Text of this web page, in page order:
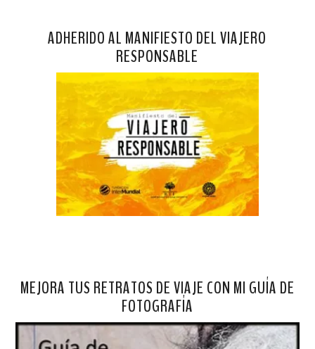
ADHERIDO AL MANIFIESTO DEL VIAJERO
RESPONSABLE
MEJORA TUS RETRATOS DE VIAJE CON MI GUÍA DE
FOTOGRAFÍA